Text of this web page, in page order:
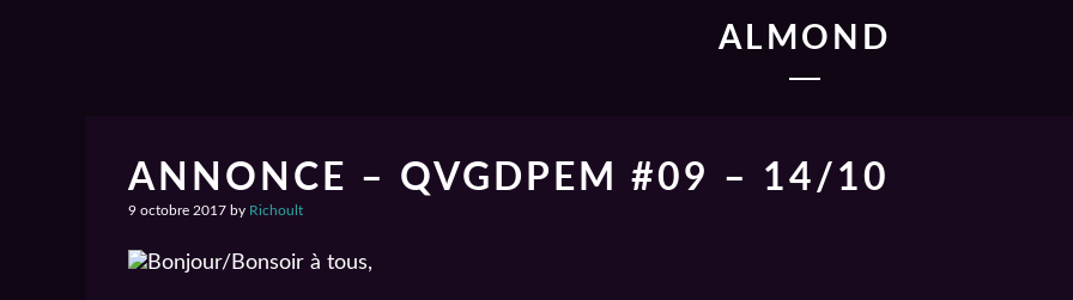
ALMOND
ANNONCE – QVGDPEM #09 – 14/10
9 octobre 2017 by Richoult
Bonjour/Bonsoir à tous,